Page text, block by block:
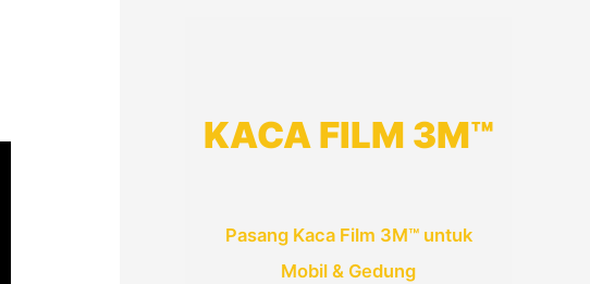
KACA FILM 3M™
Pasang Kaca Film 3M™ untuk
Mobil & Gedung